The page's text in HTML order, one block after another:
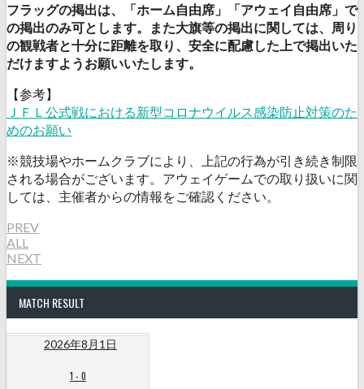
フラッグの掲出は、「ホーム自由席」「アウェイ自由席」で
の掲出のみ可とします。また大旗等の掲出に関しては、周り
の観戦者と十分に距離を取り、安全に配慮した上で掲出いた
だけますようお願いいたします。
【参考】
ＪＦＬ公式戦における新型コロナウイルス感染防止対策のた
めのお願い
※競技場やホームクラブにより、上記の行為が引き続き制限
される場合がございます。アウェイゲームでの取り扱いに関
しては、主催者からの情報をご確認ください。
PREV
ALL
NEXT
MATCH RESULT
2026年8月1日
1 - 0